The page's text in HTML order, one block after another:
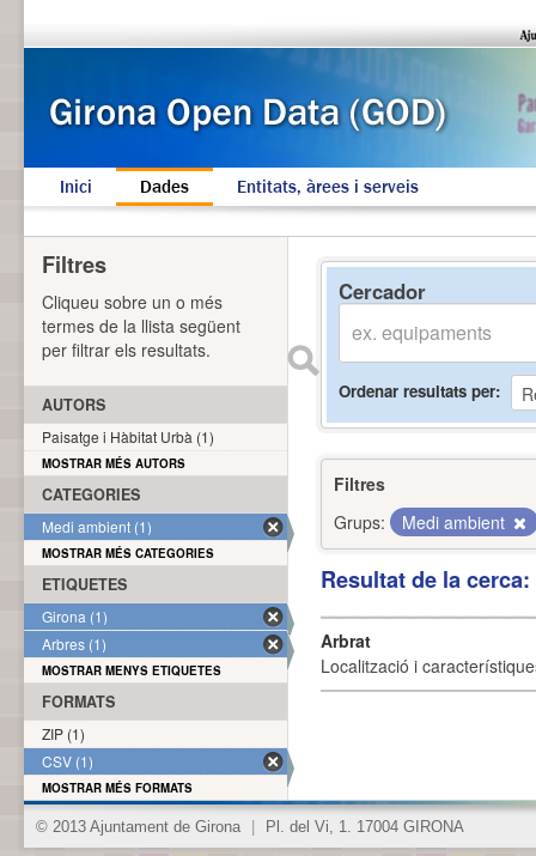
Inici Dades Entitats, àrees i serveis
Cercador
Ordenar resultats per
Filtres
Grups:
Medi ambient
Resultat de la
Arbrat
Localització i
Filtres
Cliqueu sobre un o més
termes de la llista següent
per filtrar els resultats.
AUTORS
Paisatge i Hàbitat Urbà (1)
MOSTRAR MÉS AUTORS
CATEGORIES
Medi ambient (1)
MOSTRAR MÉS CATEGORIES
ETIQUETES
Girona (1)
Arbres (1)
MOSTRAR MENYS ETIQUETES
FORMATS
ZIP (1)
CSV (1)
MOSTRAR MÉS FORMATS
© 2013 Ajuntament de Girona Pl. del Vi, 1. 17004 GIRONA